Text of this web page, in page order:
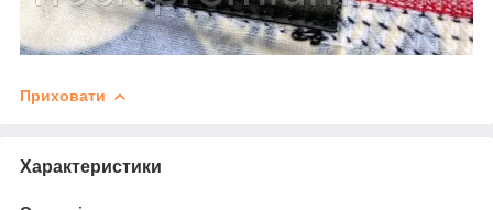
Приховати
Характеристики